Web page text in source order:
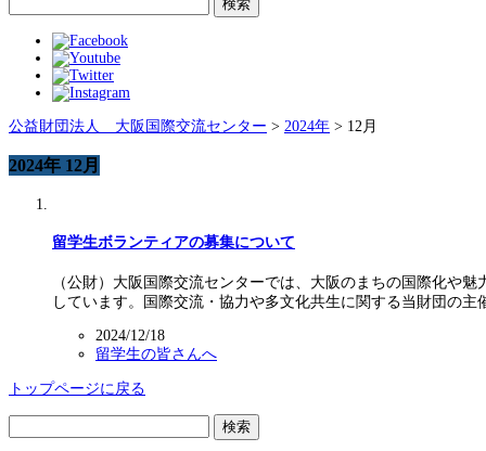
索:
公益財団法人 大阪国際交流センター > 2024年 > 12月
2024年 12月
留学生ボランティアの募集について
（公財）大阪国際交流センターでは、大阪のまちの国際化や
しています。国際交流・協力や多文化共生に関する当財団の
2024/12/18
留学生の皆さんへ
トップページに戻る
索: